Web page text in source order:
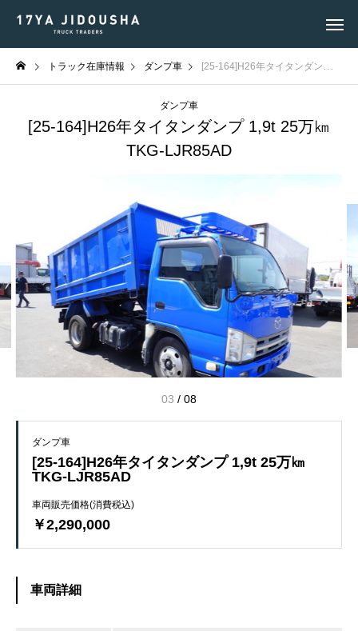
トラック在庫情報 ダンプ車 [25-164]H26年タイタンダンプ 1,9t 25万㎞ TKG-LJR85AD
ダンプ車
[25-164]H26年タイタンダンプ 1,9t 25万㎞
TKG-LJR85AD
03 / 08
ダンプ車
[25-164]H26年タイタンダンプ 1,9t 25万㎞
TKG-LJR85AD
車両販売価格(消費税込)
￥2,290,000
車両詳細